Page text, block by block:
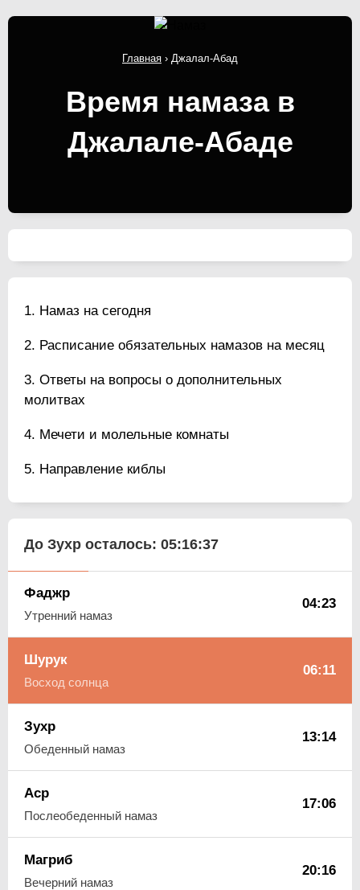
Главная › Джалал-Абад
Время намаза в
Джалале-Абаде
Намаз на сегодня
Расписание обязательных намазов на месяц
Ответы на вопросы о дополнительных
молитвах
Мечети и молельные комнаты
Направление киблы
До Зухр осталось: 05:16:37
Фаджр
Утренний намаз
04:23
Шурук
Восход солнца
06:11
Зухр
Обеденный намаз
13:14
Аср
Послеобеденный намаз
17:06
Магриб
Вечерний намаз
20:16